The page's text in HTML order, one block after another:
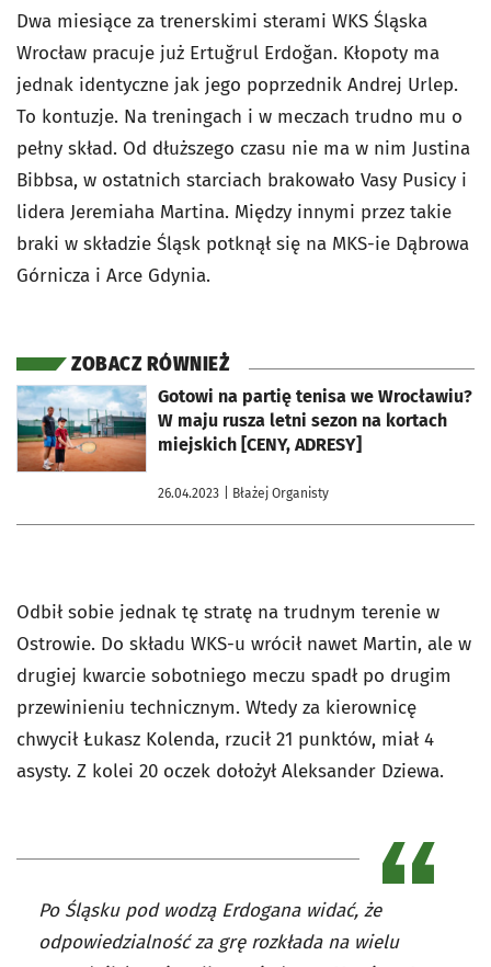
Dwa miesiące za trenerskimi sterami WKS Śląska
Wrocław pracuje już Ertuğrul Erdoğan. Kłopoty ma
jednak identyczne jak jego poprzednik Andrej Urlep.
To kontuzje. Na treningach i w meczach trudno mu o
pełny skład. Od dłuższego czasu nie ma w nim Justina
Bibbsa, w ostatnich starciach brakowało Vasy Pusicy i
lidera Jeremiaha Martina. Między innymi przez takie
braki w składzie Śląsk potknął się na MKS-ie Dąbrowa
Górnicza i Arce Gdynia.
ZOBACZ RÓWNIEŻ
Gotowi na partię tenisa we Wrocławiu?
W maju rusza letni sezon na kortach
miejskich [CENY, ADRESY]
26.04.2023 | Błażej Organisty
otworzy się w nowej karcie
Odbił sobie jednak tę stratę na trudnym terenie w
Ostrowie. Do składu WKS-u wrócił nawet Martin, ale w
drugiej kwarcie sobotniego meczu spadł po drugim
przewinieniu technicznym. Wtedy za kierownicę
chwycił Łukasz Kolenda, rzucił 21 punktów, miał 4
asysty. Z kolei 20 oczek dołożył Aleksander Dziewa.
Po Śląsku pod wodzą Erdogana widać, że
odpowiedzialność za grę rozkłada na wielu